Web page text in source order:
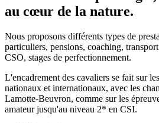
au cœur de la nature.
Nous proposons différents types de
particuliers, pensions, coaching,
CSO, stages de perfectionnement.
L'encadrement des cavaliers se fait sur
nationaux et internationaux, avec les
Lamotte-Beuvron, comme sur les
amateur jusqu'au niveau 2* en CSI.